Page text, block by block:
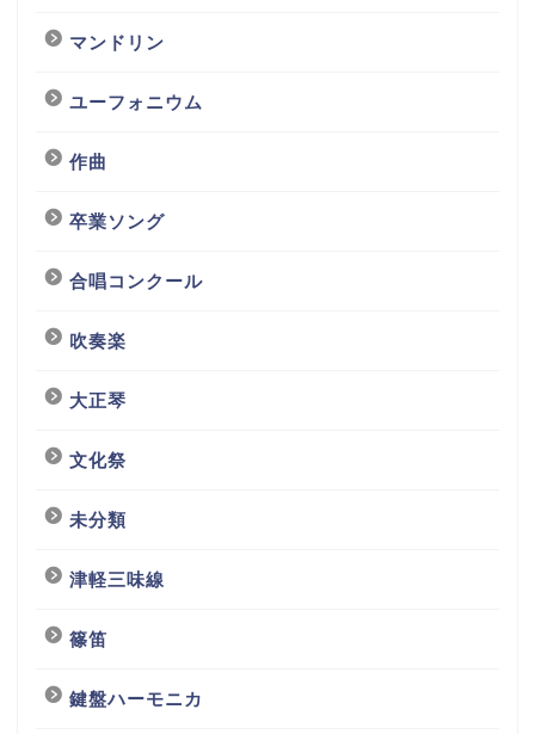
マンドリン
ユーフォニウム
作曲
卒業ソング
合唱コンクール
吹奏楽
大正琴
文化祭
未分類
津軽三味線
篠笛
鍵盤ハーモニカ